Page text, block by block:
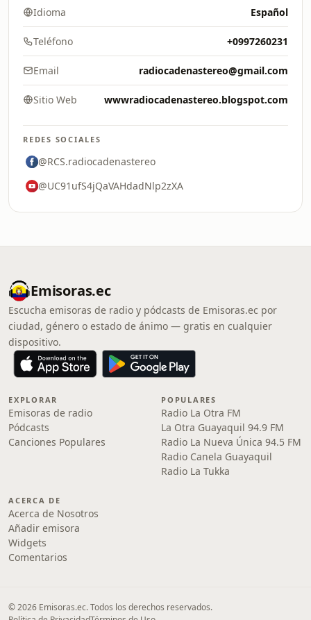
Idioma Español
Teléfono +0997260231
Email radiocadenastereo@gmail.com
Sitio Web wwwradiocadenastereo.blogspot.com
REDES SOCIALES
@RCS.radiocadenastereo
@UC91ufS4jQaVAHdadNlp2zXA
Emisoras.ec
Escucha emisoras de radio y pódcasts de Emisoras.ec por
ciudad, género o estado de ánimo — gratis en cualquier
dispositivo.
EXPLORAR
Emisoras de radio
Pódcasts
Canciones Populares
POPULARES
Radio La Otra FM
La Otra Guayaquil 94.9 FM
Radio La Nueva Única 94.5 FM
Radio Canela Guayaquil
Radio La Tukka
ACERCA DE
Acerca de Nosotros
Añadir emisora
Widgets
Comentarios
© 2026 Emisoras.ec. Todos los derechos reservados.